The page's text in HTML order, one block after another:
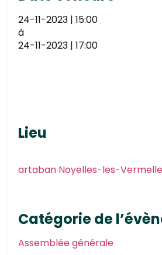
24-11-2023 | 15:00
à
24-11-2023 | 17:00
Lieu
artaban Noyelles-les-
Catégorie de
Assemblée générale